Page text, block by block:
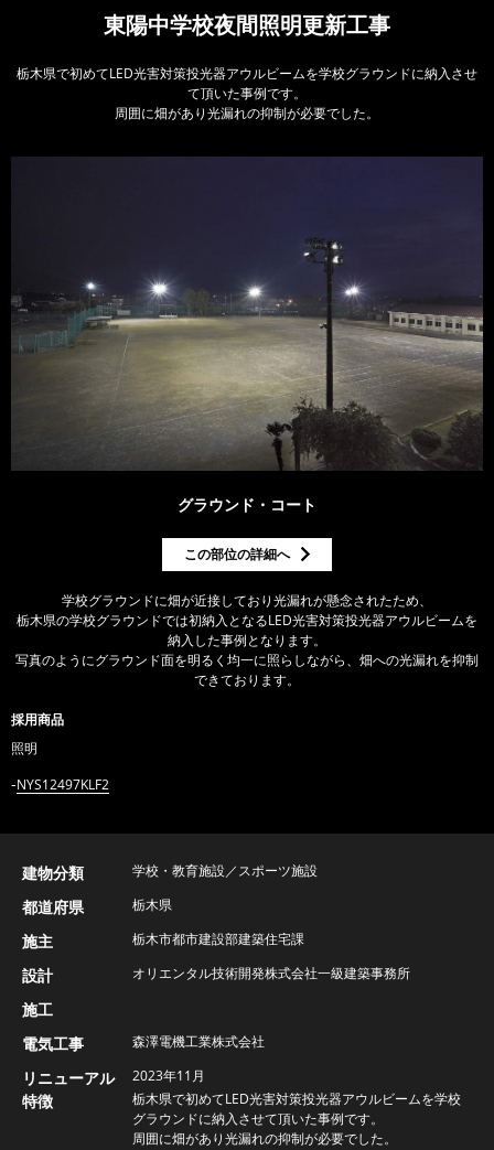
東陽中学校夜間照明更新工事
栃木県で初めてLED光害対策投光器アウルビームを学校グラウンドに納入させ
て頂いた事例です。
周囲に畑があり光漏れの抑制が必要でした。
グラウンド・コート
この部位の詳細へ
学校グラウンドに畑が近接しており光漏れが懸念されたため、
栃木県の学校グラウンドでは初納入となるLED光害対策投光器アウルビームを
納入した事例となります。
写真のようにグラウンド面を明るく均一に照らしながら、畑への光漏れを抑制
できております。
採用商品
照明
NYS12497KLF2
建物分類 学校・教育施設／スポーツ施設
都道府県 栃木県
施主 栃木市都市建設部建築住宅課
設計 オリエンタル技術開発株式会社一級建築事務所
施工
電気工事
森澤電機工業株式会社
リニューアル 2023年11月
特徴
栃木県で初めてLED光害対策投光器アウルビームを学校
グラウンドに納入させて頂いた事例です。
周囲に畑があり光漏れの抑制が必要でした。